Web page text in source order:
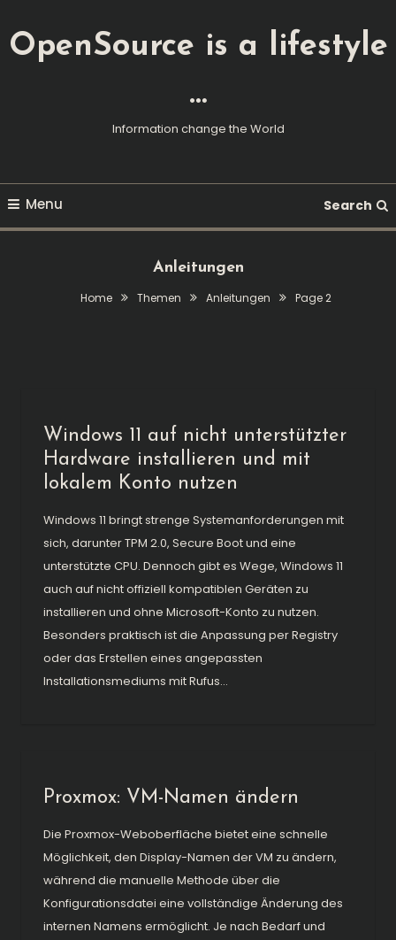
To
Content
OpenSource is a lifestyle
…
Information change the World
Menu Search
Anleitungen
Home Themen Anleitungen Page 2
Windows 11 auf nicht unterstützter
Hardware installieren und mit
lokalem Konto nutzen
Windows 11 bringt strenge Systemanforderungen mit
sich, darunter TPM 2.0, Secure Boot und eine
unterstützte CPU. Dennoch gibt es Wege, Windows 11
auch auf nicht offiziell kompatiblen Geräten zu
installieren und ohne Microsoft-Konto zu nutzen.
Besonders praktisch ist die Anpassung per Registry
oder das Erstellen eines angepassten
Installationsmediums mit Rufus...
Proxmox: VM-Namen ändern
Die Proxmox-Weboberfläche bietet eine schnelle
Möglichkeit, den Display-Namen der VM zu ändern,
während die manuelle Methode über die
Konfigurationsdatei eine vollständige Änderung des
internen Namens ermöglicht. Je nach Bedarf und